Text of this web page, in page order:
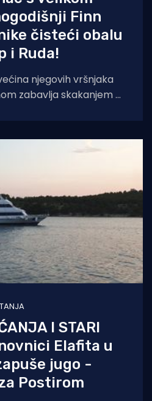
Finn
čisteći obalu
i Ruda!
njegovih vršnjaka
zabavlja skakanjem u
I STARI
Elafita u
jugo -
Postirom